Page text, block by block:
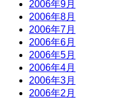
2006年9月
2006年8月
2006年7月
2006年6月
2006年5月
2006年4月
2006年3月
2006年2月